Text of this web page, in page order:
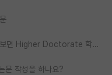
우리나라도 학구 열풍보면 Higher Doctorate 학위가 필요하다고 봅니다.
문 작성을 하나요?